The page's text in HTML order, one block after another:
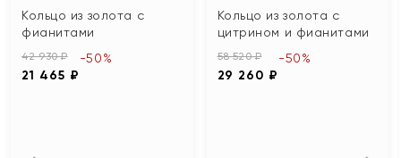
Кольцо из золота с
фианитами
42 930 ₽
21 465 ₽
-50%
Кольцо из золота с
цитрином и фианитами
58 520 ₽
29 260 ₽
-50%